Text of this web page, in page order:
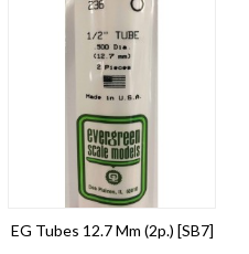
EG Tubes 12.7 Mm (2p.) [SB7]